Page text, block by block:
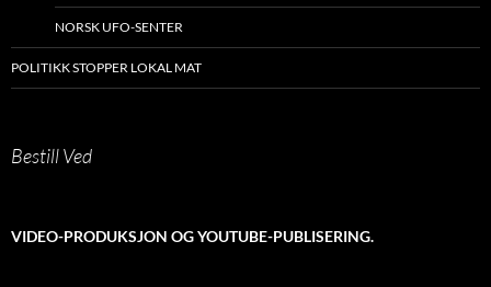
NORSK UFO-SENTER
POLITIKK STOPPER LOKAL MAT
Bestill Ved
VIDEO-PRODUKSJON OG YOUTUBE-PUBLISERING.